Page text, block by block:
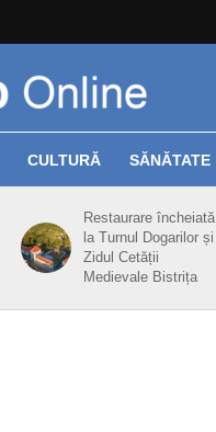
CULTURĂ SĂNĂTATE
Restaurare încheiată
la Turnul Dogarilor și
Zidul Cetății
Medievale Bistrița